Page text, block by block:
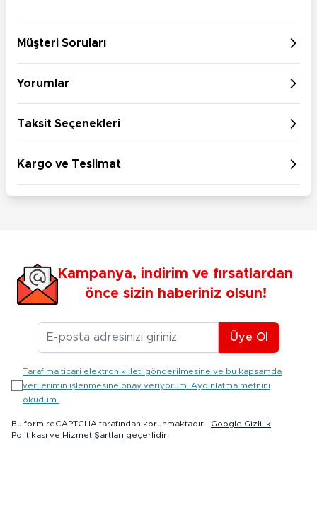
Müşteri Soruları
Yorumlar
Taksit Seçenekleri
Kargo ve Teslimat
Kampanya, indirim ve fırsatlardan
önce sizin haberiniz olsun!
E-posta Adresiniz
Üye Ol
Tarafıma ticari elektronik ileti gönderilmesine ve bu kapsamda
verilerimin işlenmesine onay veriyorum. Aydınlatma metnini
okudum.
Bu form reCAPTCHA tarafından korunmaktadır - Google Gizlilik
Politikası ve Hizmet Şartları geçerlidir.